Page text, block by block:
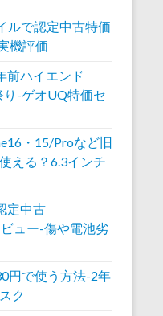
ルで認定中古特価
機評価
前ハイエンド
り-ゲオUQ特価セ
・15/Proなど旧
える？6.3インチ
定中古
ュー-傷や電池劣
円で使う方法-2年
ク